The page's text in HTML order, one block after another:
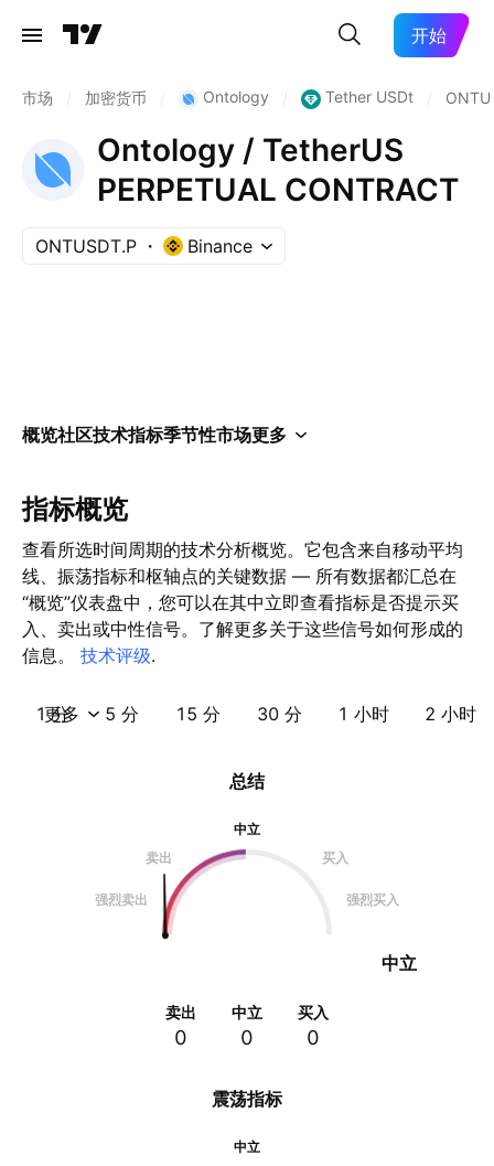
开始
市场 加密货币 Ontology Tether USDt
Ontology / TetherUS
PERPETUAL CONTRACT
ONTUSDT.P Binance
概览社区技术指标季节性市场更多
指标概览
查看所选时间周期的技术分析概览。它包含来自移动平均
线、振荡指标和枢轴点的关键数据 — 所有数据都汇总在
“概览”仪表盘中，您可以在其中立即查看指标是否提示买
入、卖出或中性信号。了解更多关于这些信号如何形成的
信息。 技术评级.
1 分 5 分 15 分 30 分 1 小时 2 小时
更多
震荡指标
中立
总结
中立
卖出
买入
强烈卖出 强烈买入
中立
卖出
0
中立
0
买入
0